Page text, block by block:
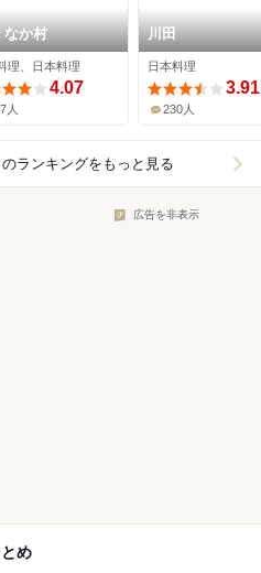
なか村
理、日本料理
4.07
人
川田
日本料理
3.91
230人
のランキングをもっと見る
広告を非表示
め